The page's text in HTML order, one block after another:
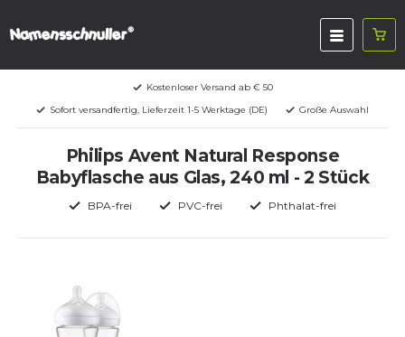
Kostenloser Versand ab € 50
Sofort versandfertig, Lieferzeit 1-5 Werktage (DE)
Große Auswahl
Philips Avent Natural Response
Babyflasche aus Glas, 240 ml - 2 Stück
BPA-frei PVC-frei Phthalat-frei